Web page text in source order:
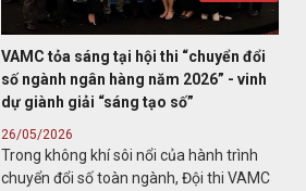
VAMC tỏa sáng tại hội thi “chuyển đổi
số ngành ngân hàng năm 2026” - vinh
dự giành giải “sáng tạo số”
26/05/2026
Trong không khí sôi nổi của hành trình
chuyển đổi số toàn ngành, Đội thi VAMC